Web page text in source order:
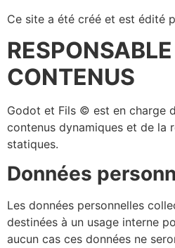
Ce site a été créé et est édité
CONTENUS
Godot et Fils © est en charge
contenus dynamiques et de la
statiques.
Données
Les données personnelles
destinées à un usage interne
aucun cas ces données ne